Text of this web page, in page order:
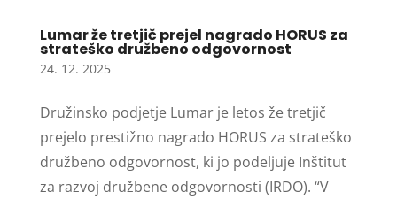
Lumar že tretjič prejel nagrado HORUS za
strateško družbeno odgovornost
24. 12. 2025
Družinsko podjetje Lumar je letos že tretjič
prejelo prestižno nagrado HORUS za strateško
družbeno odgovornost, ki jo podeljuje Inštitut
za razvoj družbene odgovornosti (IRDO). “V